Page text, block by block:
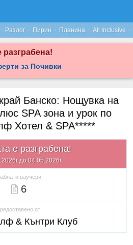
· Разлог · Пирин · Планина · All Inclusive ·
разграбена!
за Почивки
Банско: Нощувка на
SPA зона и урок по
Хотел & SPA*****
е разграбена!
до 04.05.2026г
ваучери:
6
от:
& Кънтри Клуб